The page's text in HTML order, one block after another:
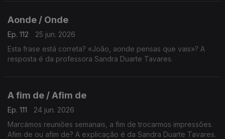
Aonde / Onde
Ep. 112
25 jun. 2026
Esta frase está correta? «João, aonde pensas que vais»? A
resposta é da professora Sandra Duarte Tavares.
A fim de / Afim de
Ep. 111
24 jun. 2026
Marcámos reuniões semanais, a fim de trocarmos impressões.
Afim de ou afim de? A explicação é da Sandra Duarte Tavares.